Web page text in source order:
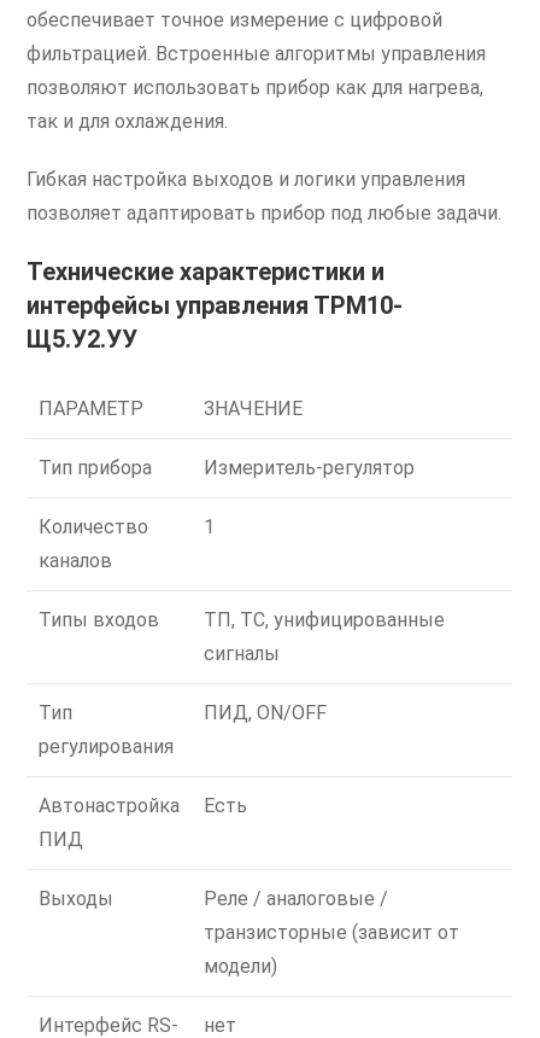
обеспечивает точное измерение с цифровой
фильтрацией. Встроенные алгоритмы управления
позволяют использовать прибор как для нагрева,
так и для охлаждения.
Гибкая настройка выходов и логики управления
позволяет адаптировать прибор под любые задачи.
Технические характеристики и
интерфейсы управления ТРМ10-
Щ5.У2.УУ
ПАРАМЕТР ЗНАЧЕНИЕ
Тип прибора Измеритель-регулятор
Количество
каналов
1
Типы входов
ТП, ТС, унифицированные
сигналы
Тип
регулирования
ПИД, ON/OFF
Автонастройка
ПИД
Есть
Выходы
Реле / аналоговые /
транзисторные (зависит от
модели)
Интерфейс RS-
нет